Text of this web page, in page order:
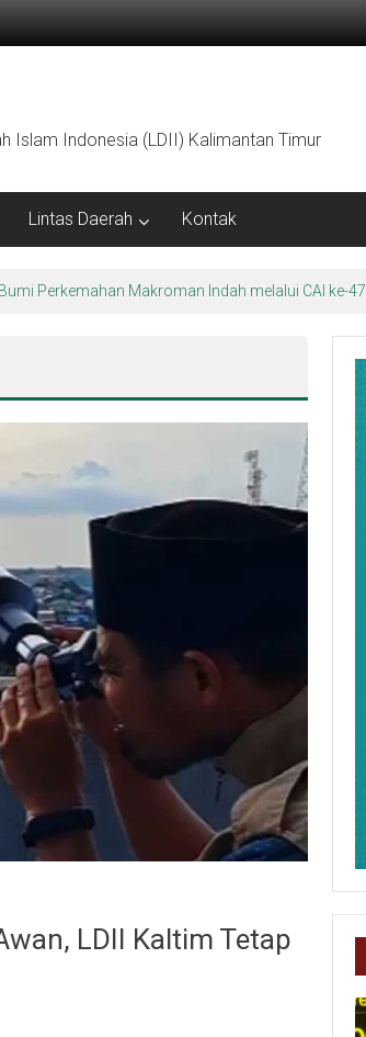
Islam Indonesia (LDII) Kalimantan Timur
Lintas Daerah Kontak
Perkemahan Makroman Indah melalui CAI ke-47
LDII Kaltim Tetap